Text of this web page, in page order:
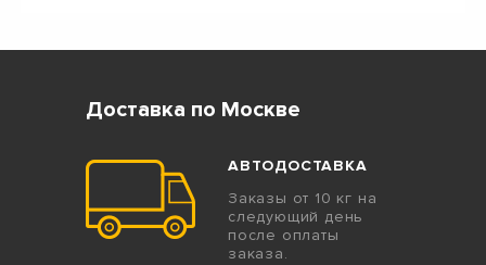
Доставка по Москве
АВТОДОСТАВКА
Заказы от 10 кг на
следующий день
после оплаты
заказа.